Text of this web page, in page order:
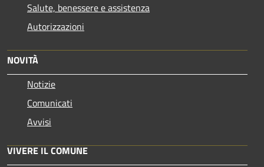
Salute, benessere e assistenza
Autorizzazioni
NOVITÀ
Notizie
Comunicati
Avvisi
VIVERE IL COMUNE